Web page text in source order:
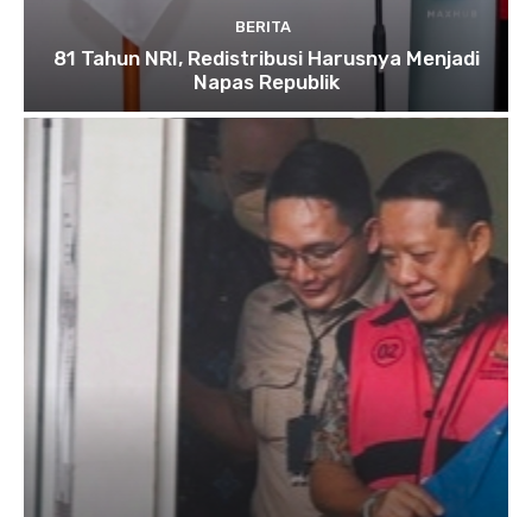
BERITA
81 Tahun NRI, Redistribusi Harusnya Menjadi
Napas Republik